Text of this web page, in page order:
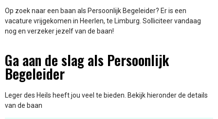
Op zoek naar een baan als Persoonlijk Begeleider? Er is een
vacature vrijgekomen in Heerlen, te Limburg. Solliciteer vandaag
nog en verzeker jezelf van de baan!
Ga aan de slag als Persoonlijk
Begeleider
Leger des Heils heeft jou veel te bieden. Bekijk hieronder de details
van de baan